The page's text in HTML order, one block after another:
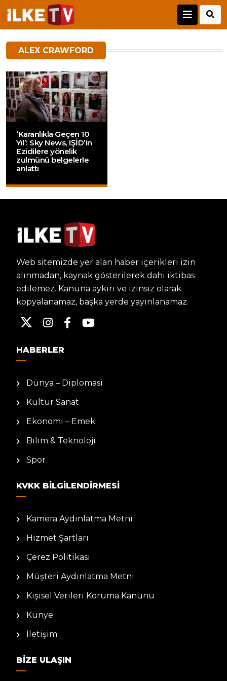
ALEX CRAWFORD
‘Karanlıkla Geçen 10
Yıl’: Sky News, IŞİD’in
Ezidilere yönelik
zulmünü belgelerle
anlattı
Web sitemizde yer alan haber içerikleri izin
alınmadan, kaynak gösterilerek dahi iktibas
edilemez. Kanuna aykırı ve izinsiz olarak
kopyalanamaz, başka yerde yayınlanamaz.
HABERLER
Dünya – Diplomasi
Kültür Sanat
Ekonomi – Emek
Bilim & Teknoloji
Spor
KVKK BILGILENDIRMESI
Kamera Aydınlatma Metni
Hizmet Şartları
Çerez Politikası
Müşteri Aydınlatma Metni
Kişisel Verileri Koruma Kanunu
Künye
İletişim
BIZE ULAŞIN